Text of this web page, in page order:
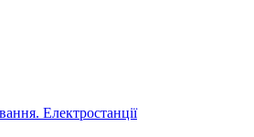
Електростанції